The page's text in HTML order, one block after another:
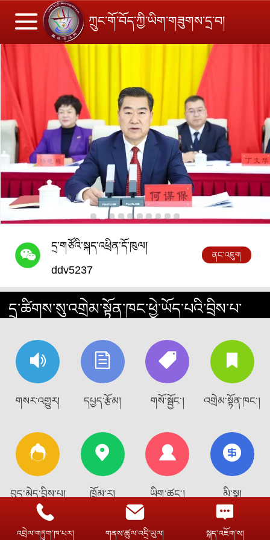
ཀྲུང་གོ་བོད་ཀྱི་ཡིག་གཟུགས་དྲ་བ།
དྲ་གཙོའི་སྐད་འཕྲིན་དོ་ཁུལ།
ddv5237
ནང་འཇུག
དྲ་ཚིགས་སུ་འགྲེམ་སྟོན་ཁང་ཕྱེ་ཡོད་པའི་བྲིས་པ་
རྣམས་ལ་སྤྲིང་བ།
གསར་འགྱུར། དཔྱད་རྩོམ། གསོ་སྦྱོང་། འགྲེམ་སྟོན་ཁང་།
བུད་མེད་བྲིས་པ། ཁྲོམ་ར། ཡིག་ཚང་། མི་སྣ།
འབྲེལ་གཏུག་ཁ་པར། གནས་ཚུལ་འདྲི་ཡུལ། སྐད་འཇོག་ས།